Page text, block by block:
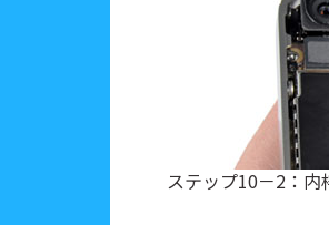
ステップ10－2：